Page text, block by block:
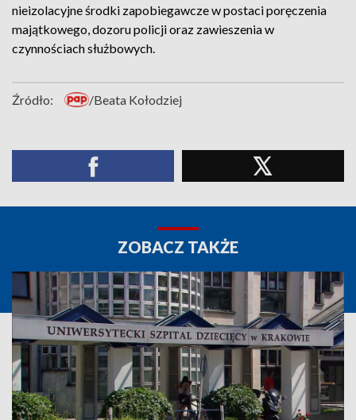
nieizolacyjne środki zapobiegawcze w postaci poręczenia
majątkowego, dozoru policji oraz zawieszenia w
czynnościach służbowych.
Źródło: /Beata Kołodziej
ZOBACZ TAKŻE